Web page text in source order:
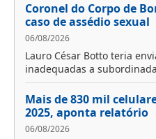
Coronel do Corpo de
caso de assédio sexual
06/08/2026
Lauro César Botto teria
inadequadas a
Mais de 830 mil
2025, aponta relatório
06/08/2026